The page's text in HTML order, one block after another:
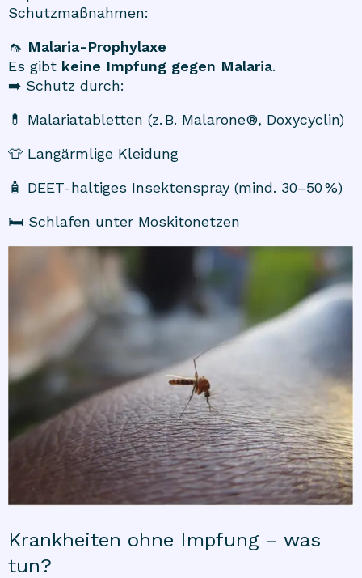
Schutzmaßnahmen:
🦟 Malaria-Prophylaxe
Es gibt keine Impfung gegen Malaria.
➡️ Schutz durch:
💊 Malariatabletten (z. B. Malarone®, Doxycyclin)
👕 Langärmlige Kleidung
🧴 DEET-haltiges Insektenspray (mind. 30–50 %)
🛏️ Schlafen unter Moskitonetzen
Krankheiten ohne Impfung – was
tun?